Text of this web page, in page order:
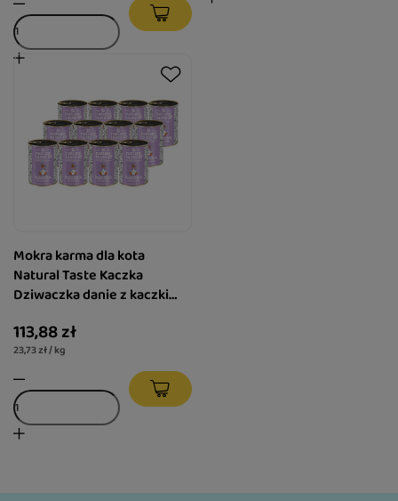
Mokra karma dla kota
Natural Taste Kaczka
Dziwaczka danie z kaczki
113,88 zł
23,73 zł / kg